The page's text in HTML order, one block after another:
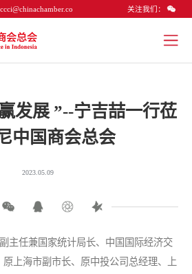
ccci@chinachamber.co 关注我们：
发展 ”--宁吉喆一行莅
中国商会总会
2023.05.09
主任兼国家统计局长、中国国际经济交
上海市副市长、原中投公司总经理、上